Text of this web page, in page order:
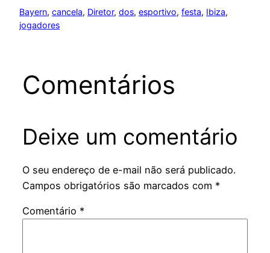
Bayern, cancela, Diretor, dos, esportivo, festa, Ibiza
jogadores
Comentários
Deixe um comentário
O seu endereço de e-mail não será publicado.
Campos obrigatórios são marcados com *
Comentário *